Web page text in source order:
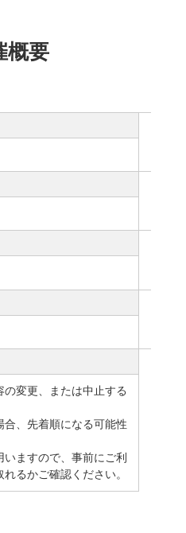
概要
の変更、または中止する
合、先着順になる可能性
いますので、事前にご利
るかご確認ください。